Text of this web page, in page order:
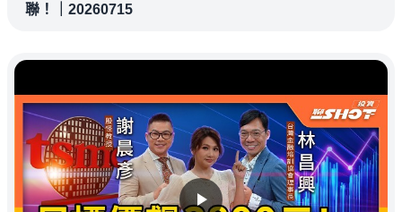
聯！｜20260715